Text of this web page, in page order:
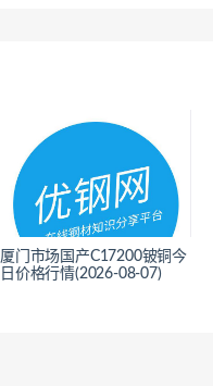
厦门市场国产C17200铍铜今
日价格行情(2026-08-07)